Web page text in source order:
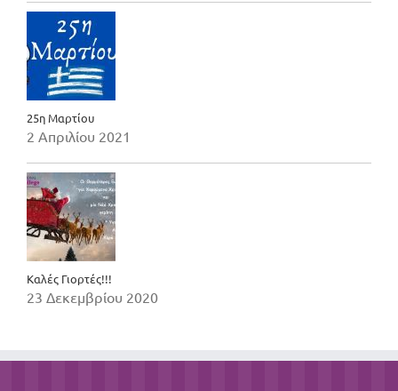
25η Μαρτίου
2 Απριλίου 2021
Καλές Γιορτές!!!
23 Δεκεμβρίου 2020